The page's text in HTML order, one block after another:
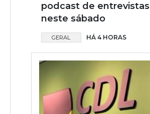
podcast de entrevistas
neste sábado
GERAL HÁ 4 HORAS